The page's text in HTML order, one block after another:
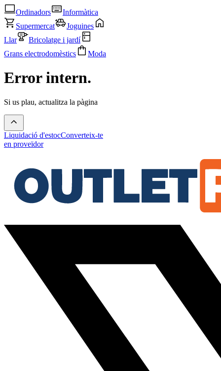
Ordinadors
Informàtica
Supermercat
Joguines
Llar
Bricolatge i jardí
Grans electrodomèstics
Moda
Error intern.
Si us plau, actualitza la pàgina
Liquidació d'estocConverteix-te
en proveïdor